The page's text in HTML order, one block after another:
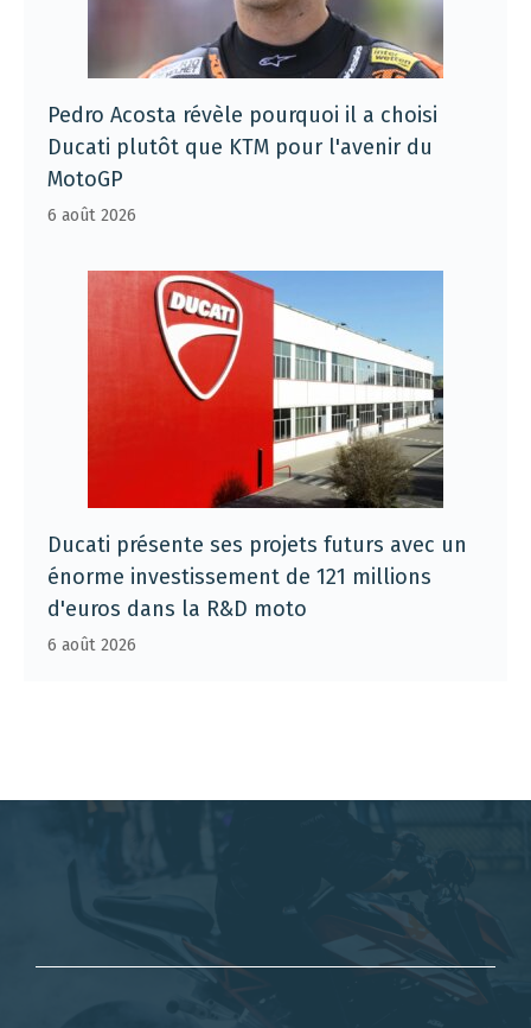
Pedro Acosta révèle pourquoi il a choisi
Ducati plutôt que KTM pour l'avenir du
MotoGP
6 août 2026
Ducati présente ses projets futurs avec un
énorme investissement de 121 millions
d'euros dans la R&D moto
6 août 2026